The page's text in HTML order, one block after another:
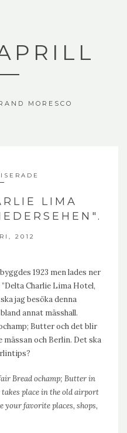
MORESCO
LIMA
2012
1923 men lades ner
Charlie Lima Hotel,
jag besöka denna
annat mässhall.
Butter och det blir
och Berlin. Det ska
Bread ochamp; Butter in
place in the old airport
your favorite places, shops,